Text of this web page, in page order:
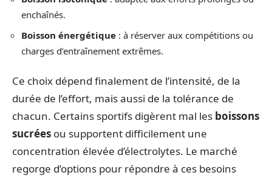
enchaînés.
Boisson énergétique : à réserver aux compétitions ou
charges d’entraînement extrêmes.
Ce choix dépend finalement de l’intensité, de la
durée de l’effort, mais aussi de la tolérance de
chacun. Certains sportifs digèrent mal les boissons
sucrées ou supportent difficilement une
concentration élevée d’électrolytes. Le marché
regorge d’options pour répondre à ces besoins